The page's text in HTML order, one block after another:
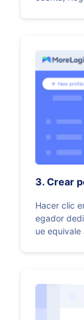
3. Crear
Hacer clic
egador
ue